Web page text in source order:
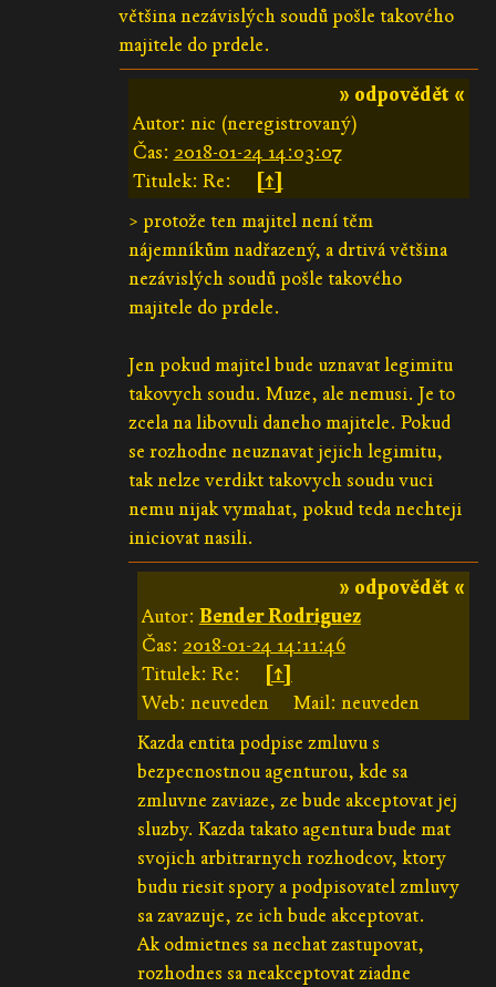
většina nezávislých soudů pošle takového
majitele do prdele.
» odpovědět «
Autor: nic (neregistrovaný)
Čas: 2018-01-24 14:03:07
Titulek: Re:
[↑]
> protože ten majitel není těm
nájemníkům nadřazený, a drtivá většina
nezávislých soudů pošle takového
majitele do prdele.
Jen pokud majitel bude uznavat legimitu
takovych soudu. Muze, ale nemusi. Je to
zcela na libovuli daneho majitele. Pokud
se rozhodne neuznavat jejich legimitu,
tak nelze verdikt takovych soudu vuci
nemu nijak vymahat, pokud teda nechteji
iniciovat nasili.
» odpovědět «
Autor: Bender Rodriguez
Čas: 2018-01-24 14:11:46
Titulek: Re:
[↑]
Web: neuveden
Mail: neuveden
Kazda entita podpise zmluvu s
bezpecnostnou agenturou, kde sa
zmluvne zaviaze, ze bude akceptovat jej
sluzby. Kazda takato agentura bude mat
svojich arbitrarnych rozhodcov, ktory
budu riesit spory a podpisovatel zmluvy
sa zavazuje, ze ich bude akceptovat.
Ak odmietnes sa nechat zastupovat,
rozhodnes sa neakceptovat ziadne